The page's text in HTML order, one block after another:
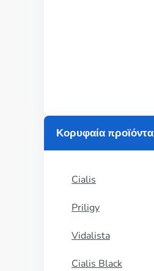
Κορυφαία προϊόντα
Cialis
Priligy
Vidalista
Cialis Black